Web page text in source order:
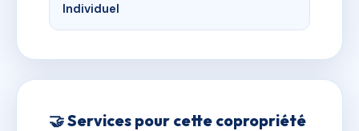
Individuel
🤝 Services pour cette copropriété